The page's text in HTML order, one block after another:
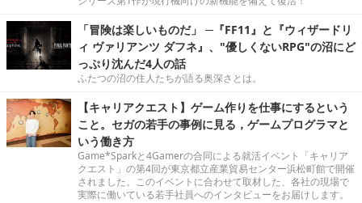
「冒険は楽しいものだ」 ─『FF11』と『ウィザードリ
ィ ヴァリアンツ ダフネ』、"優しくないRPG"の沼にど
っぷり沈んだ4人の話
ふたつの沼の住人たちが語る奥深さとは。
【キャリアクエスト】ゲーム作りを仕事にするという
こと。セガの若手の事例に見る，ゲームプログラマと
いう働き方
Game*Sparkと4Gamerの合同による就活イベント「キャリア
クエスト」の第4回が東京都立産業貿易センター浜松町館で開催
されました。このイベントに合わせて取材した、各社の現場で
実際に働いている若手社員へのインタビューをお届けします。